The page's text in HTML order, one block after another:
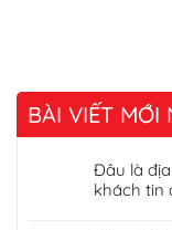
BÀI VIẾT MỚI
Đâu là
khách tin